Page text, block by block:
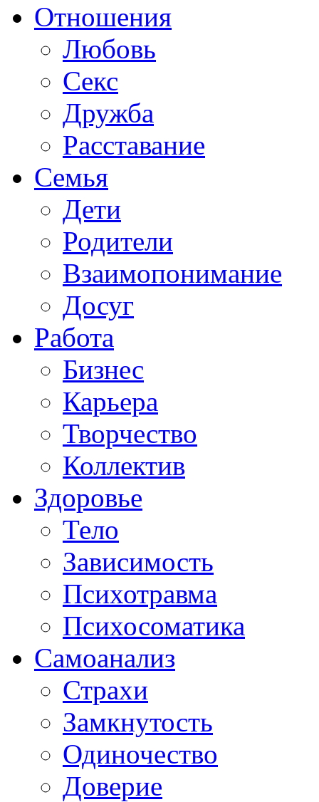
Отношения
Любовь
Секс
Дружба
Расставание
Семья
Дети
Родители
Взаимопонимание
Досуг
Работа
Бизнес
Карьера
Творчество
Коллектив
Здоровье
Тело
Зависимость
Психотравма
Психосоматика
Самоанализ
Страхи
Замкнутость
Одиночество
Доверие